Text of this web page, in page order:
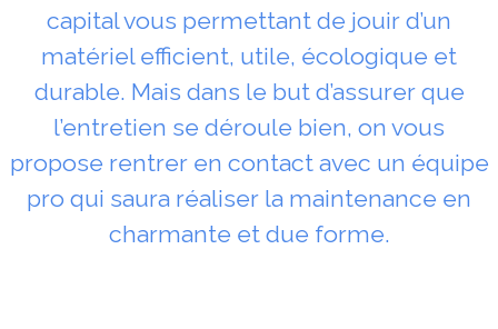
capital vous permettant de jouir d’un
matériel efficient, utile, écologique et
durable. Mais dans le but d’assurer que
l’entretien se déroule bien, on vous
propose rentrer en contact avec un équipe
pro qui saura réaliser la maintenance en
charmante et due forme.